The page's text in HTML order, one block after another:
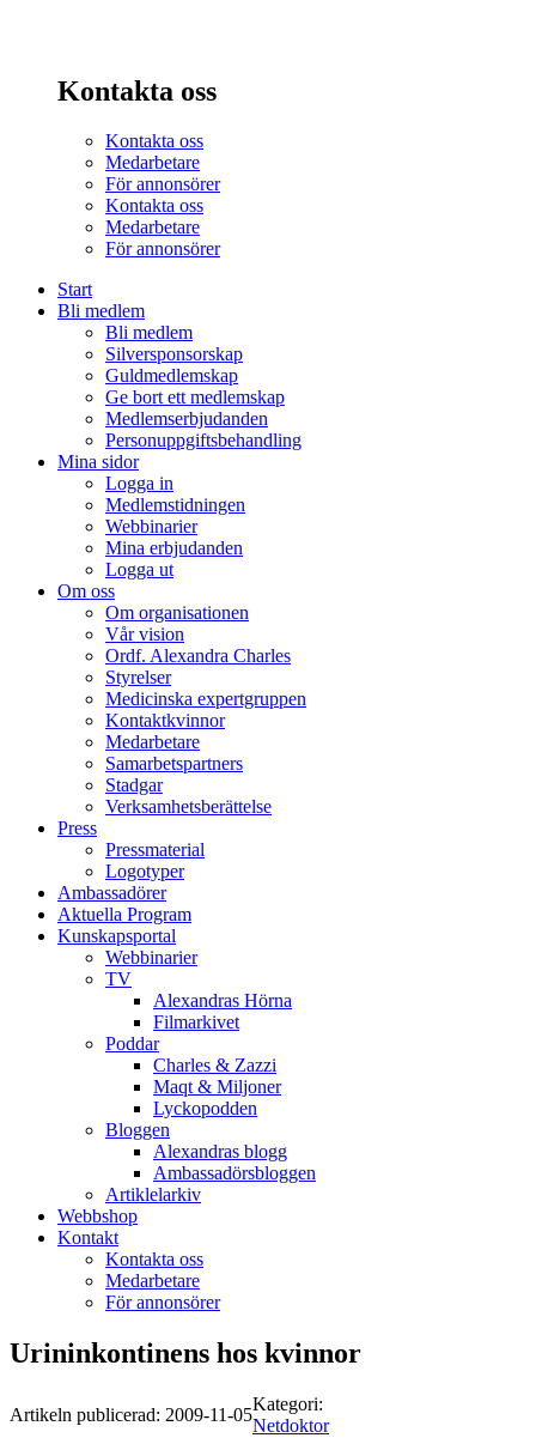
Kontakta oss
Kontakta oss
Medarbetare
För annonsörer
Kontakta oss
Medarbetare
För annonsörer
Start
Bli medlem
Bli medlem
Silversponsorskap
Guldmedlemskap
Ge bort ett medlemskap
Medlemserbjudanden
Personuppgiftsbehandling
Mina sidor
Logga in
Medlemstidningen
Webbinarier
Mina erbjudanden
Logga ut
Om oss
Om organisationen
Vår vision
Ordf. Alexandra Charles
Styrelser
Medicinska expertgruppen
Kontaktkvinnor
Medarbetare
Samarbetspartners
Stadgar
Verksamhetsberättelse
Press
Pressmaterial
Logotyper
Ambassadörer
Aktuella Program
Kunskapsportal
Webbinarier
TV
Alexandras Hörna
Filmarkivet
Poddar
Charles & Zazzi
Maqt & Miljoner
Lyckopodden
Bloggen
Alexandras blogg
Ambassadörsbloggen
Artiklelarkiv
Webbshop
Kontakt
Kontakta oss
Medarbetare
För annonsörer
Urininkontinens hos kvinnor
Artikeln publicerad: 2009-11-05
Kategori:
Netdoktor